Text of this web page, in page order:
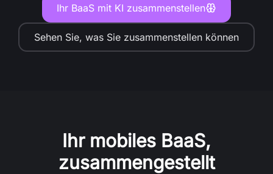
Ihr BaaS mit KI zusammenstellen
Sehen Sie, was Sie zusammenstellen können
Ihr mobiles BaaS,
zusammengestellt